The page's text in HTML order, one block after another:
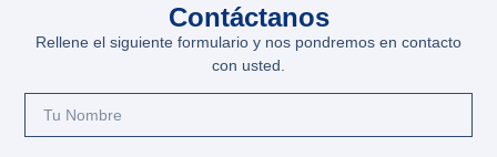
Contáctanos
Rellene el siguiente formulario y nos pondremos en contacto
con usted.